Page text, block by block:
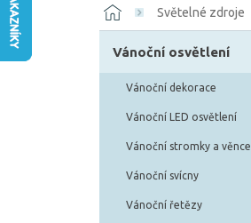
Světelné zdroje
Vánoční osvětlení
Vánoční dekorace
Vánoční LED osvětlení
Vánoční stromky a věnce
Vánoční svícny
Vánoční řetězy